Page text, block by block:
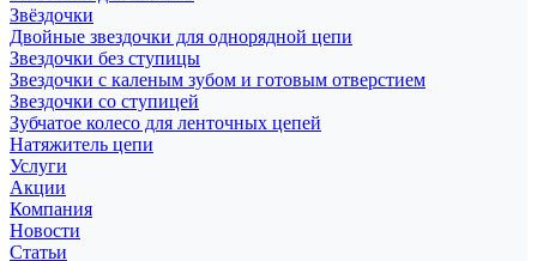
Звёздочки
Двойные звездочки для однорядной цепи
Звездочки без ступицы
Звездочки с каленым зубом и готовым отверстием
Звездочки со ступицей
Зубчатое колесо для ленточных цепей
Натяжитель цепи
Услуги
Акции
Компания
Новости
Статьи